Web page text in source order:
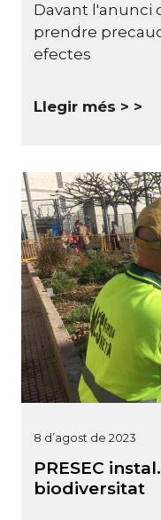
Davant l'anunci
prendre
efectes
Llegir més >
8 d’agost de 2023
PRESEC
biodiversitat